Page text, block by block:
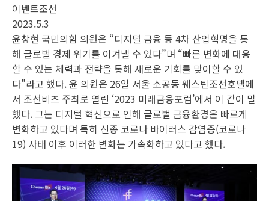
이벤트조선
2023.5.3
윤창현 국민의힘 의원은 “디지털 금융 등 4차 산업혁명을 통
해 글로벌 경제 위기를 이겨낼 수 있다”며 “빠른 변화에 대응
할 수 있는 체력과 전략을 통해 새로운 기회를 맞이할 수 있
다”라고 했다. 윤 의원은 26일 서울 소공동 웨스틴조선호텔에
서 조선비즈 주최로 열린 ‘2023 미래금융포럼’에서 이 같이 말
했다. 그는 디지털 혁신으로 인해 글로벌 금융환경은 빠르게
변화하고 있다며 특히 신종 코로나 바이러스 감염증(코로나
19) 사태 이후 이러한 변화는 가속화하고 있다고 했다.